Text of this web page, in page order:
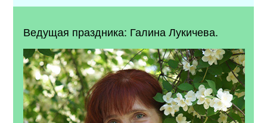
Ведущая праздника: Галина Лукичева.